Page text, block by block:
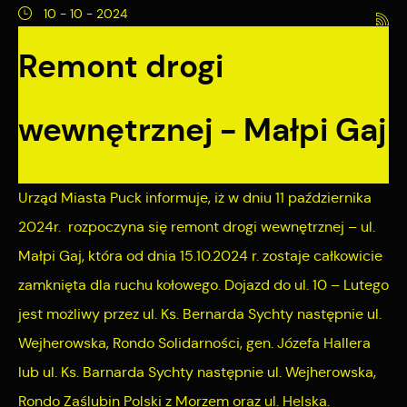
10 - 10 - 2024
Remont drogi
wewnętrznej - Małpi Gaj
Urząd Miasta Puck informuje, iż w dniu 11 października
2024r. rozpoczyna się remont drogi wewnętrznej – ul.
Małpi Gaj, która od dnia 15.10.2024 r. zostaje całkowicie
zamknięta dla ruchu kołowego. Dojazd do ul. 10 – Lutego
jest możliwy przez ul. Ks. Bernarda Sychty następnie ul.
Wejherowska, Rondo Solidarności, gen. Józefa Hallera
lub ul. Ks. Barnarda Sychty następnie ul. Wejherowska,
Rondo Zaślubin Polski z Morzem oraz ul. Helska.
preferencji prywatności, logowania czy wypełniania
może działać bez zakłóceń.
Funkcjonalne i personalizacyjne
Tego typu pliki cookies umożliwiają stronie internetowej
zapamiętanie wprowadzonych przez Ciebie ustawień oraz
personalizację określonych funkcjonalności czy
prezentowanych treści.
komfort korzystania z funkcjonalności naszej strony poprzez
dopasowanie jej do Twoich indywidualnych preferencji.
cookies gwarantuje dostępność większej ilości funkcji na
stronie.
Analityczne
zakresie wykorzystywania witryny internetowej, miejsca oraz
częstotliwości, z jaką odwiedzane są nasze serwisy www.
Więcej
Reklamowe